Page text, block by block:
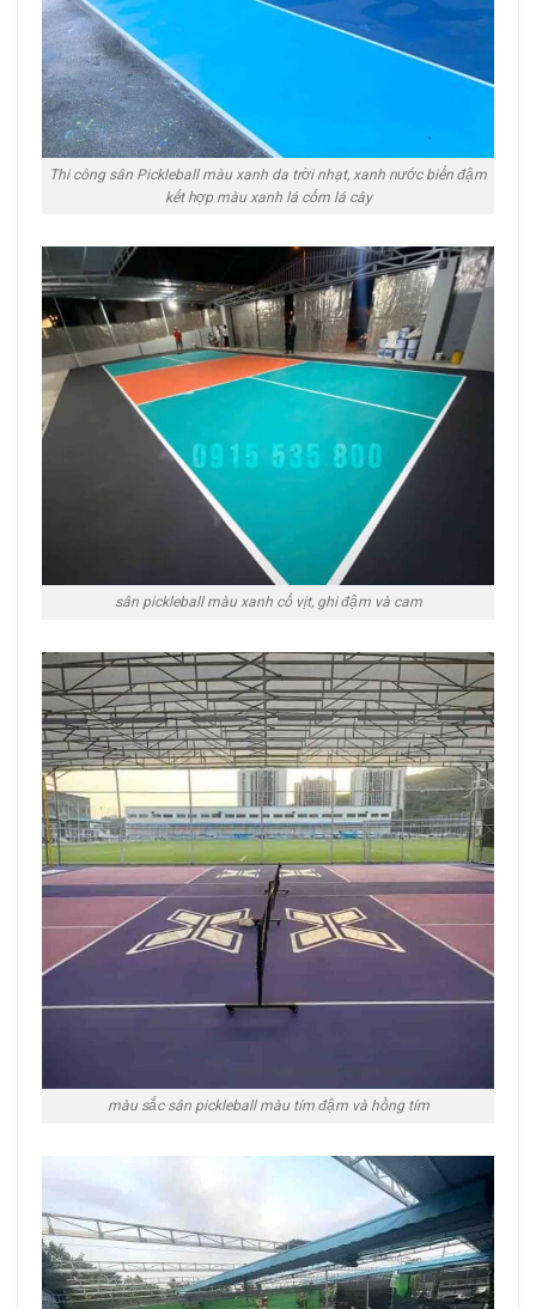
Thi công sân Pickleball màu xanh da trời nhạt, xanh nước biển đậm
kết hợp màu xanh lá cốm lá cây
sân pickleball màu xanh cổ vịt, ghi đậm và cam
màu sắc sân pickleball màu tím đậm và hồng tím